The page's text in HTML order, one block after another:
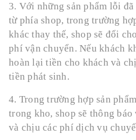
3. Với những sản phẩm lỗi
từ phía shop, trong trường
khác thay thế, shop sẽ đổi
phí vận chuyển. Nếu khách
hoàn lại tiền cho khách và
tiền phát sinh.
4. Trong trường hợp sản
trong kho, shop sẽ thông
và chịu các phí dịch vụ